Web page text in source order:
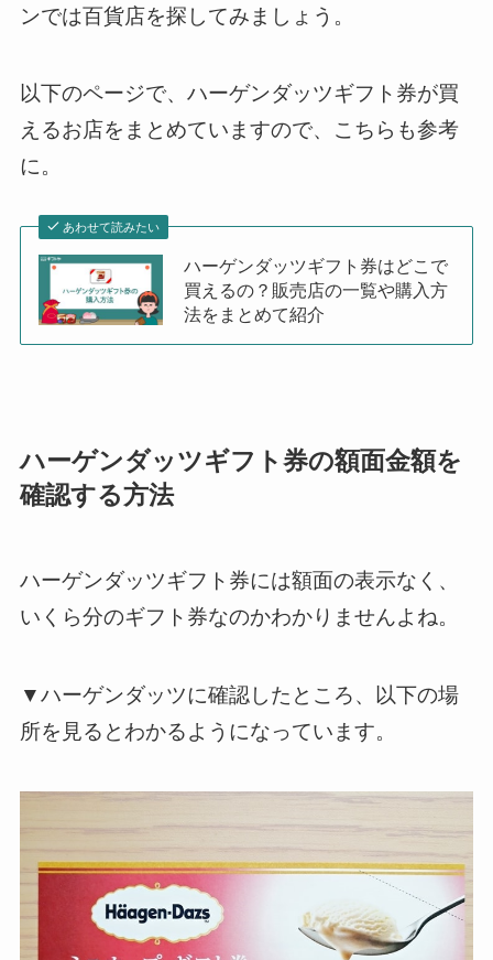
ンでは百貨店を探してみましょう。
以下のページで、ハーゲンダッツギフト券が買
えるお店をまとめていますので、こちらも参考
に。
あわせて読みたい
ハーゲンダッツギフト券はどこで
買えるの？販売店の一覧や購入方
法をまとめて紹介
ハーゲンダッツギフト券の額面金額を
確認する方法
ハーゲンダッツギフト券には額面の表示なく、
いくら分のギフト券なのかわかりませんよね。
▼ハーゲンダッツに確認したところ、以下の場
所を見るとわかるようになっています。